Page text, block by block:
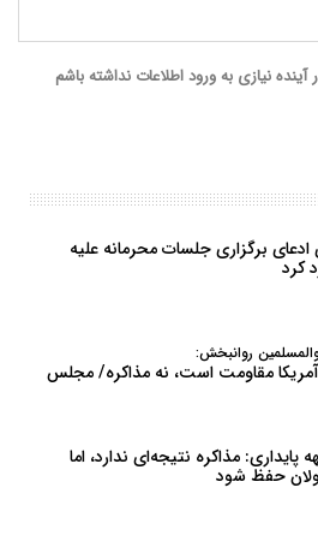
نیازی به ورود اطلاعات نداشته باشم
ادعای برگزاری جلسات محرمانه علیه
کرد
روانبخش:
آمریکا مقاومت است، نه مذاکره/ مجلس
مذاکره نتیجه‌ای ندارد، اما
حفظ شود